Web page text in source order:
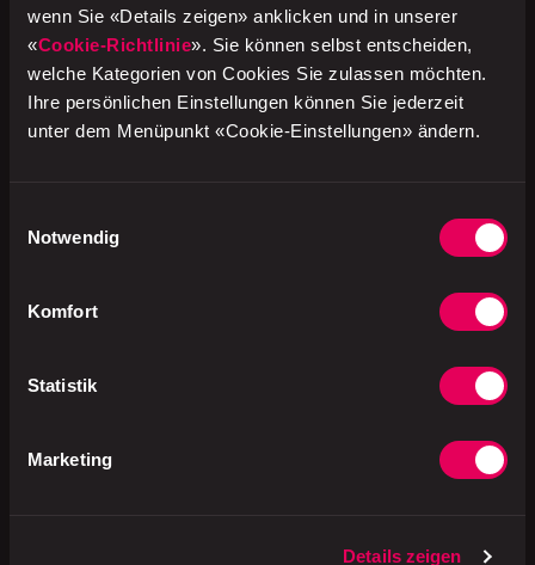
wenn Sie «Details zeigen» anklicken und in unserer
«Cookie-Richtlinie». Sie können selbst entscheiden,
welche Kategorien von Cookies Sie zulassen möchten.
Ihre persönlichen Einstellungen können Sie jederzeit
unter dem Menüpunkt «Cookie-Einstellungen» ändern.
Notwendig
Komfort
Statistik
Marketing
Details zeigen
bun ist exklusiv ink kioskundavecin der Schweiz mit
Backwaren-Sortiment erhältlich.
Hier geht's zum Produkt
Valora Schweiz AG